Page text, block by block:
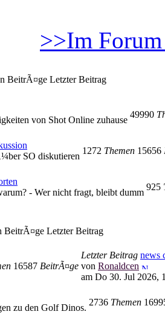
>>Im
BeitrÃ¤ge Letzter Beitrag
von Shot Online zuhause
49990
SO diskutieren
1272 Themen 15656
- Wer nicht fragt, bleibt dumm
925
BeitrÃ¤ge Letzter Beitrag
16587 BeitrÃ¤ge
Letzter Beitrag news
von Ronaldcen
am Do 30. Jul 2026,
zu den Golf Dinos.
2736 Themen